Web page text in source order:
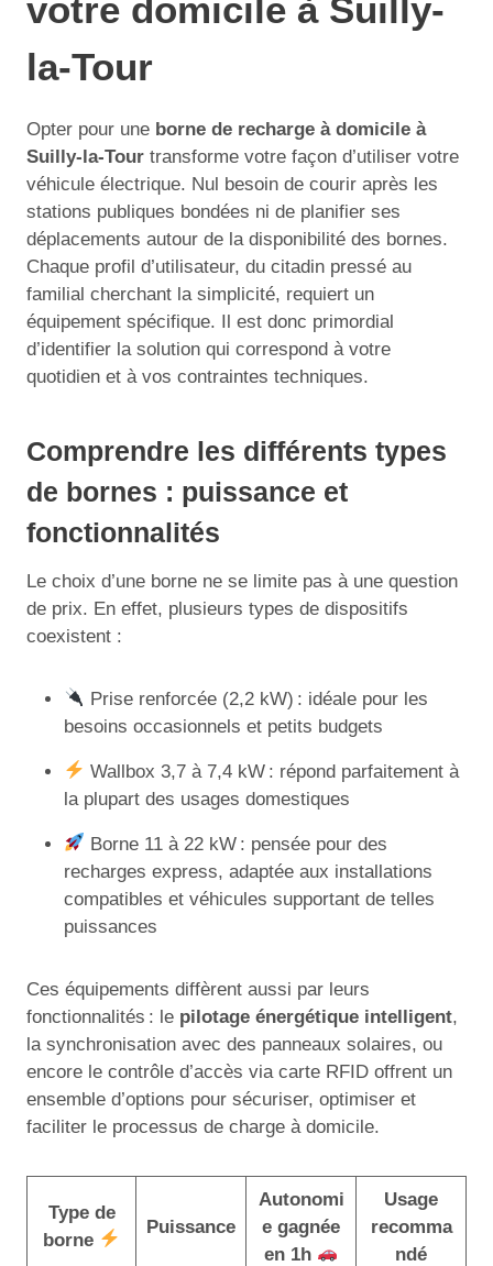
votre domicile à Suilly-
la-Tour
Opter pour une borne de recharge à domicile à
Suilly-la-Tour transforme votre façon d’utiliser votre
véhicule électrique. Nul besoin de courir après les
stations publiques bondées ni de planifier ses
déplacements autour de la disponibilité des bornes.
Chaque profil d’utilisateur, du citadin pressé au
familial cherchant la simplicité, requiert un
équipement spécifique. Il est donc primordial
d’identifier la solution qui correspond à votre
quotidien et à vos contraintes techniques.
Comprendre les différents types
de bornes : puissance et
fonctionnalités
Le choix d’une borne ne se limite pas à une question
de prix. En effet, plusieurs types de dispositifs
coexistent :
Prise renforcée (2,2 kW) : idéale pour les
besoins occasionnels et petits budgets
Wallbox 3,7 à 7,4 kW : répond parfaitement à
la plupart des usages domestiques
Borne 11 à 22 kW : pensée pour des
recharges express, adaptée aux installations
compatibles et véhicules supportant de telles
puissances
Ces équipements diffèrent aussi par leurs
fonctionnalités : le pilotage énergétique intelligent,
la synchronisation avec des panneaux solaires, ou
encore le contrôle d’accès via carte RFID offrent un
ensemble d’options pour sécuriser, optimiser et
faciliter le processus de charge à domicile.
Type de
borne
Puissance
Autonomi
e gagnée
en 1h
Usage
recomma
ndé